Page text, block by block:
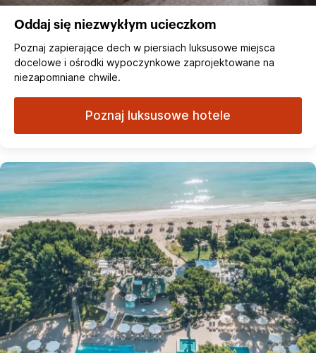
Oddaj się niezwykłym ucieczkom
Poznaj zapierające dech w piersiach luksusowe miejsca
docelowe i ośrodki wypoczynkowe zaprojektowane na
niezapomniane chwile.
Poznaj luksusowe hotele